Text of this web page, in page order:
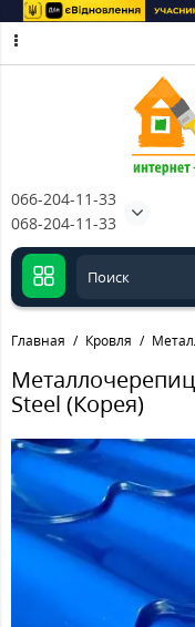
066-204-11-33
068-204-11-33
Главная Кровля
Steel (Корея)